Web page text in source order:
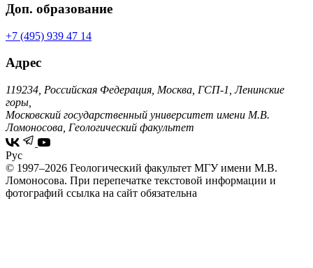
Доп. образование
+7 (495) 939 47 14
Адрес
119234, Российская Федерация, Москва, ГСП-1, Ленинские
горы,
Московский государственный университет имени М.В.
Ломоносова, Геологический факультет
Рус
© 1997–2026 Геологический факультет МГУ имени М.В.
Ломоносова. При перепечатке текстовой информации и
фотографий ссылка на сайт обязательна